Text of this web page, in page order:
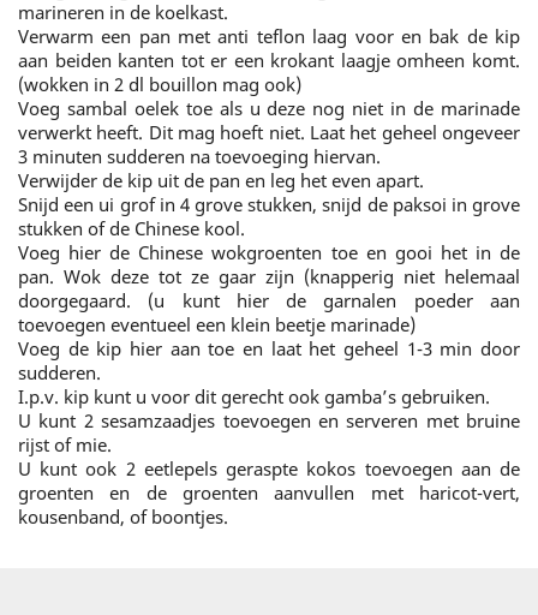
marineren in de koelkast.
Verwarm een pan met anti teflon laag voor en bak de kip
aan beiden kanten tot er een krokant laagje omheen komt.
(wokken in 2 dl bouillon mag ook)
Voeg sambal oelek toe als u deze nog niet in de marinade
verwerkt heeft. Dit mag hoeft niet. Laat het geheel ongeveer
3 minuten sudderen na toevoeging hiervan.
Verwijder de kip uit de pan en leg het even apart.
Snijd een ui grof in 4 grove stukken, snijd de paksoi in grove
stukken of de Chinese kool.
Voeg hier de Chinese wokgroenten toe en gooi het in de
pan. Wok deze tot ze gaar zijn (knapperig niet helemaal
doorgegaard. (u kunt hier de garnalen poeder aan
toevoegen eventueel een klein beetje marinade)
Voeg de kip hier aan toe en laat het geheel 1-3 min door
sudderen.
I.p.v. kip kunt u voor dit gerecht ook gamba’s gebruiken.
U kunt 2 sesamzaadjes toevoegen en serveren met bruine
rijst of mie.
U kunt ook 2 eetlepels geraspte kokos toevoegen aan de
groenten en de groenten aanvullen met haricot-vert,
kousenband, of boontjes.